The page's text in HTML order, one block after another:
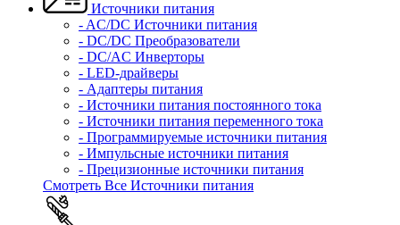
Источники питания
- AC/DC Источники питания
- DC/DC Преобразователи
- DC/AC Инверторы
- LED-драйверы
- Адаптеры питания
- Источники питания постоянного тока
- Источники питания переменного тока
- Программируемые источники питания
- Импульсные источники питания
- Прецизионные источники питания
Смотреть Все Источники питания